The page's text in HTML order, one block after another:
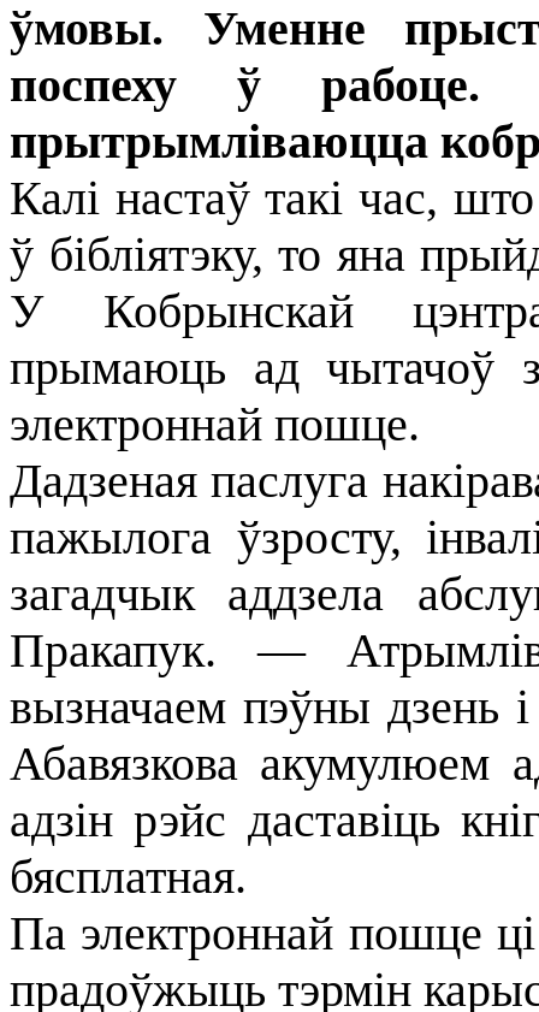
ўмовы. Уменне
поспеху ў рабоце.
прытрымліваюцца
Калі настаў такі час,
ў бібліятэку, то яна
У Кобрынскай
прымаюць ад чытачоў
электроннай пошце.
Дадзеная паслуга
пажылога ўзросту,
загадчык аддзела
Пракапук. —
вызначаем пэўны дзень
Абавязкова акумулюем
адзін рэйс даставіць
бясплатная.
Па электроннай пошце
прадоўжыць тэрмін